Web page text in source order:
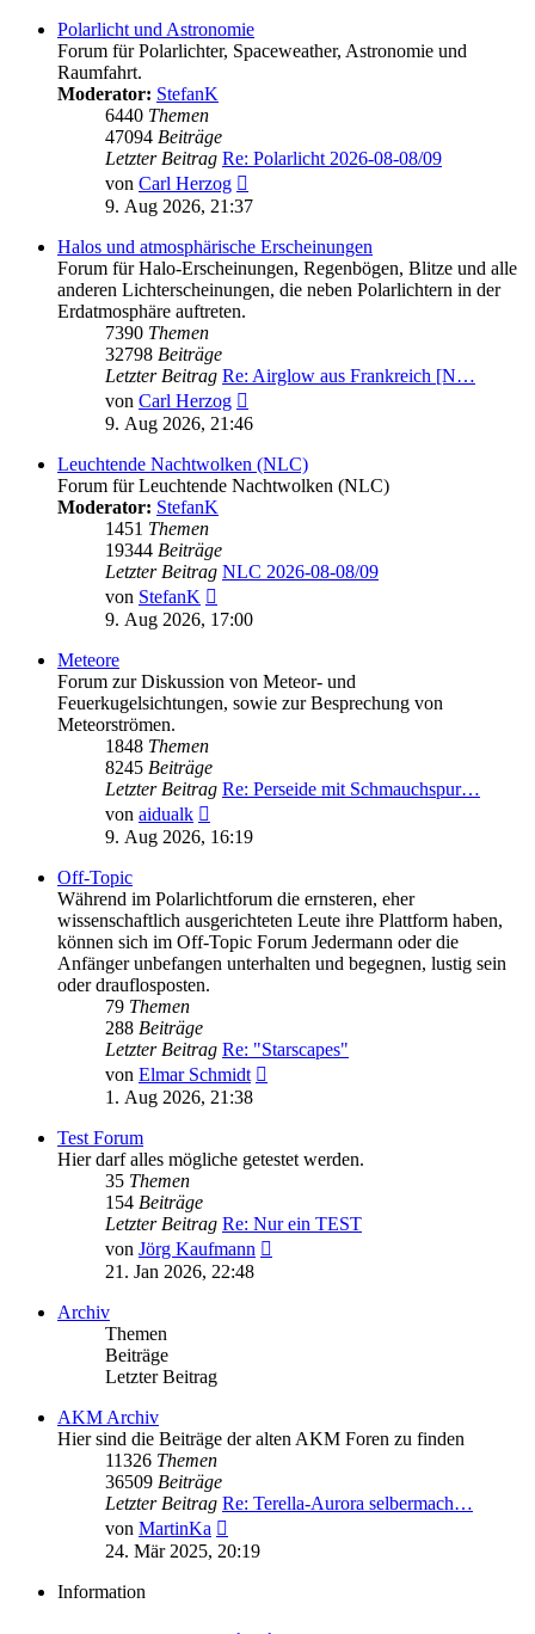
Polarlicht und Astronomie
Forum für Polarlichter, Spaceweather, Astronomie und
Raumfahrt.
Moderator: StefanK
6440 Themen
47094 Beiträge
Letzter Beitrag Re: Polarlicht 2026-08-08/09
von Carl Herzog
Beitrag
9. Aug 2026, 21:37
Halos und atmosphärische Erscheinungen
Forum für Halo-Erscheinungen, Regenbögen, Blitze und alle
anderen Lichterscheinungen, die neben Polarlichtern in der
Erdatmosphäre auftreten.
7390 Themen
32798 Beiträge
Letzter Beitrag Re: Airglow aus Frankreich [N…
von Carl Herzog
Beitrag
9. Aug 2026, 21:46
Leuchtende Nachtwolken (NLC)
Forum für Leuchtende Nachtwolken (NLC)
Moderator: StefanK
1451 Themen
19344 Beiträge
Letzter Beitrag NLC 2026-08-08/09
von StefanK
Beitrag
9. Aug 2026, 17:00
Meteore
Forum zur Diskussion von Meteor- und
Feuerkugelsichtungen, sowie zur Besprechung von
Meteorströmen.
1848 Themen
8245 Beiträge
Letzter Beitrag Re: Perseide mit Schmauchspur…
von aidualk
Beitrag
9. Aug 2026, 16:19
Off-Topic
Während im Polarlichtforum die ernsteren, eher
wissenschaftlich ausgerichteten Leute ihre Plattform haben,
können sich im Off-Topic Forum Jedermann oder die
Anfänger unbefangen unterhalten und begegnen, lustig sein
oder drauflosposten.
79 Themen
288 Beiträge
Letzter Beitrag Re: "Starscapes"
von Elmar Schmidt
1. Aug 2026, 21:38
Test Forum
Hier darf alles mögliche getestet werden.
35 Themen
154 Beiträge
Letzter Beitrag Re: Nur ein TEST
von Jörg Kaufmann
21. Jan 2026, 22:48
Archiv
Themen
Beiträge
Letzter Beitrag
AKM Archiv
Hier sind die Beiträge der alten AKM Foren zu finden
11326 Themen
36509 Beiträge
Letzter Beitrag Re: Terella-Aurora selbermach…
von MartinKa
Beitrag
24. Mär 2025, 20:19
Information